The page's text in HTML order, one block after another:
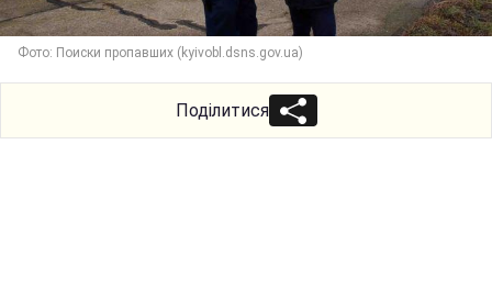
Фото: Поиски пропавших (kyivobl.dsns.gov.ua)
Поділитися